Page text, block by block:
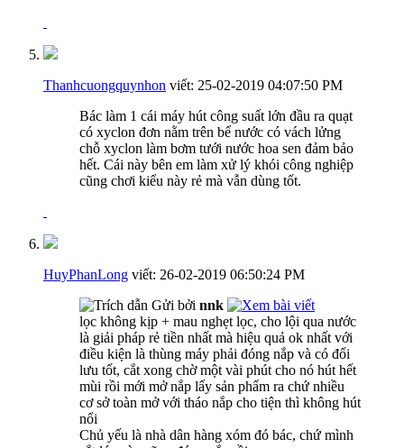
Thanhcuongquynhon viết: 25-02-2019 04:07:50 PM
Bác làm 1 cái máy hút công suất lớn đầu ra quạt
có xyclon đơn nằm trên bể nước có vách lửng
chỗ xyclon làm bơm tưới nước hoa sen đảm bảo
hết. Cái này bên em làm xử lý khói công nghiệp
cũng chơi kiểu này rẻ mà vẫn dùng tốt.
HuyPhanLong viết: 26-02-2019 06:50:24 PM
Gửi bởi nnk
lọc không kịp + mau nghẹt lọc, cho lội qua nước
là giải pháp rẻ tiền nhất mà hiệu quả ok nhất với
điều kiện là thùng máy phải đóng nắp và có đối
lưu tốt, cắt xong chờ một vài phút cho nó hút hết
mùi rồi mới mở nắp lấy sản phẩm ra chứ nhiều
cơ sở toàn mở với tháo nắp cho tiện thì không hút
nổi
Chủ yếu là nhà dân hàng xóm đó bác, chứ mình